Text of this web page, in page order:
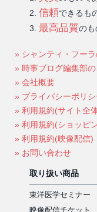
信頼できるも
最高品質のも
» シャンティ・フー
» 時事ブログ編集部
» 会社概要
» プライバシーポリシ
» 利用規約(サイト全
» 利用規約(ショッピ
» 利用規約(映像配信)
» お問い合わせ
取り扱い商品
東洋医学セミナー
映像配信チケット